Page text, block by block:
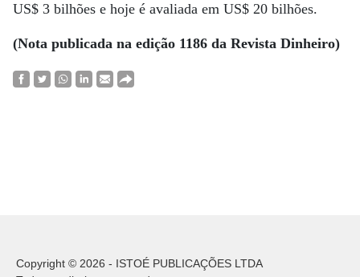
US$ 3 bilhões e hoje é avaliada em US$ 20 bilhões.
(Nota publicada na edição 1186 da Revista Dinheiro)
Copyright © 2026 - ISTOÉ PUBLICAÇÕES LTDA